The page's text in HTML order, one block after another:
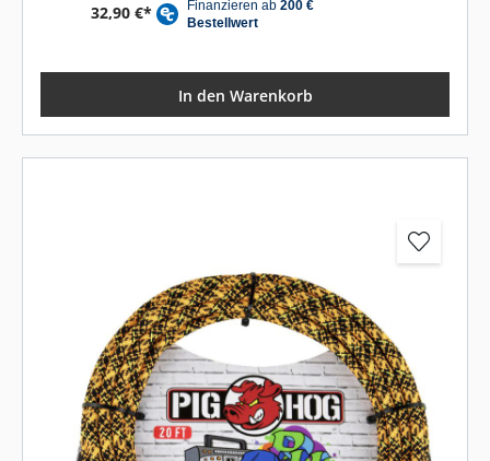
32,90 €*
In den Warenkorb